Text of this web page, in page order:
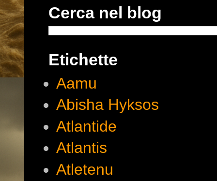
Cerca nel blog
Etichette
Aamu
Abisha Hyksos
Atlantide
Atlantis
Atletenu